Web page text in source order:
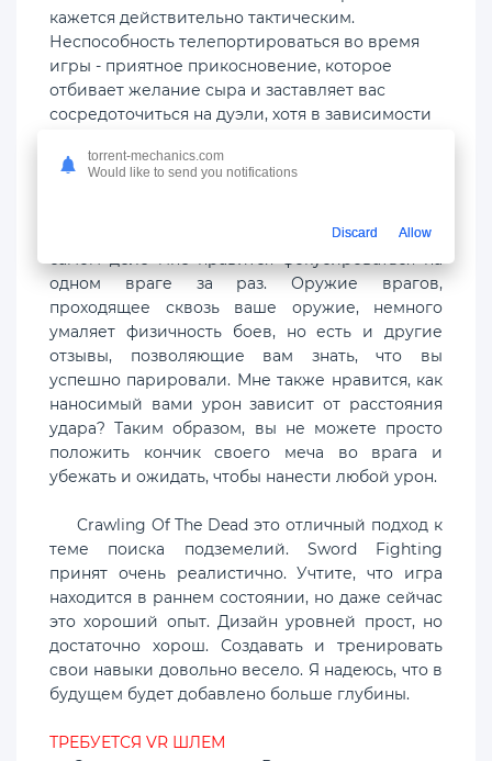
кажется действительно тактическим.
Неспособность телепортироваться во время
игры - приятное прикосновение, которое
отбивает желание сыра и заставляет вас
сосредоточиться на дуэли, хотя в зависимости
быть в обороне большую часть времени.
несколькими врагами одновременно, но на
самом деле мне нравится фокусироваться на
одном враге за раз. Оружие врагов,
проходящее сквозь ваше оружие, немного
умаляет физичность боев, но есть и другие
отзывы, позволяющие вам знать, что вы
успешно парировали. Мне также нравится, как
наносимый вами урон зависит от расстояния
удара? Таким образом, вы не можете просто
положить кончик своего меча во врага и
убежать и ожидать, чтобы нанести любой урон.
Crawling Of The Dead это отличный подход к
теме поиска подземелий. Sword Fighting
принят очень реалистично. Учтите, что игра
находится в раннем состоянии, но даже сейчас
это хороший опыт. Дизайн уровней прост, но
достаточно хорош. Создавать и тренировать
свои навыки довольно весело. Я надеюсь, что в
будущем будет добавлено больше глубины.
ТРЕБУЕТСЯ VR ШЛЕМ
torrent-mechanics.com
Would like to send you notifications
Discard Allow